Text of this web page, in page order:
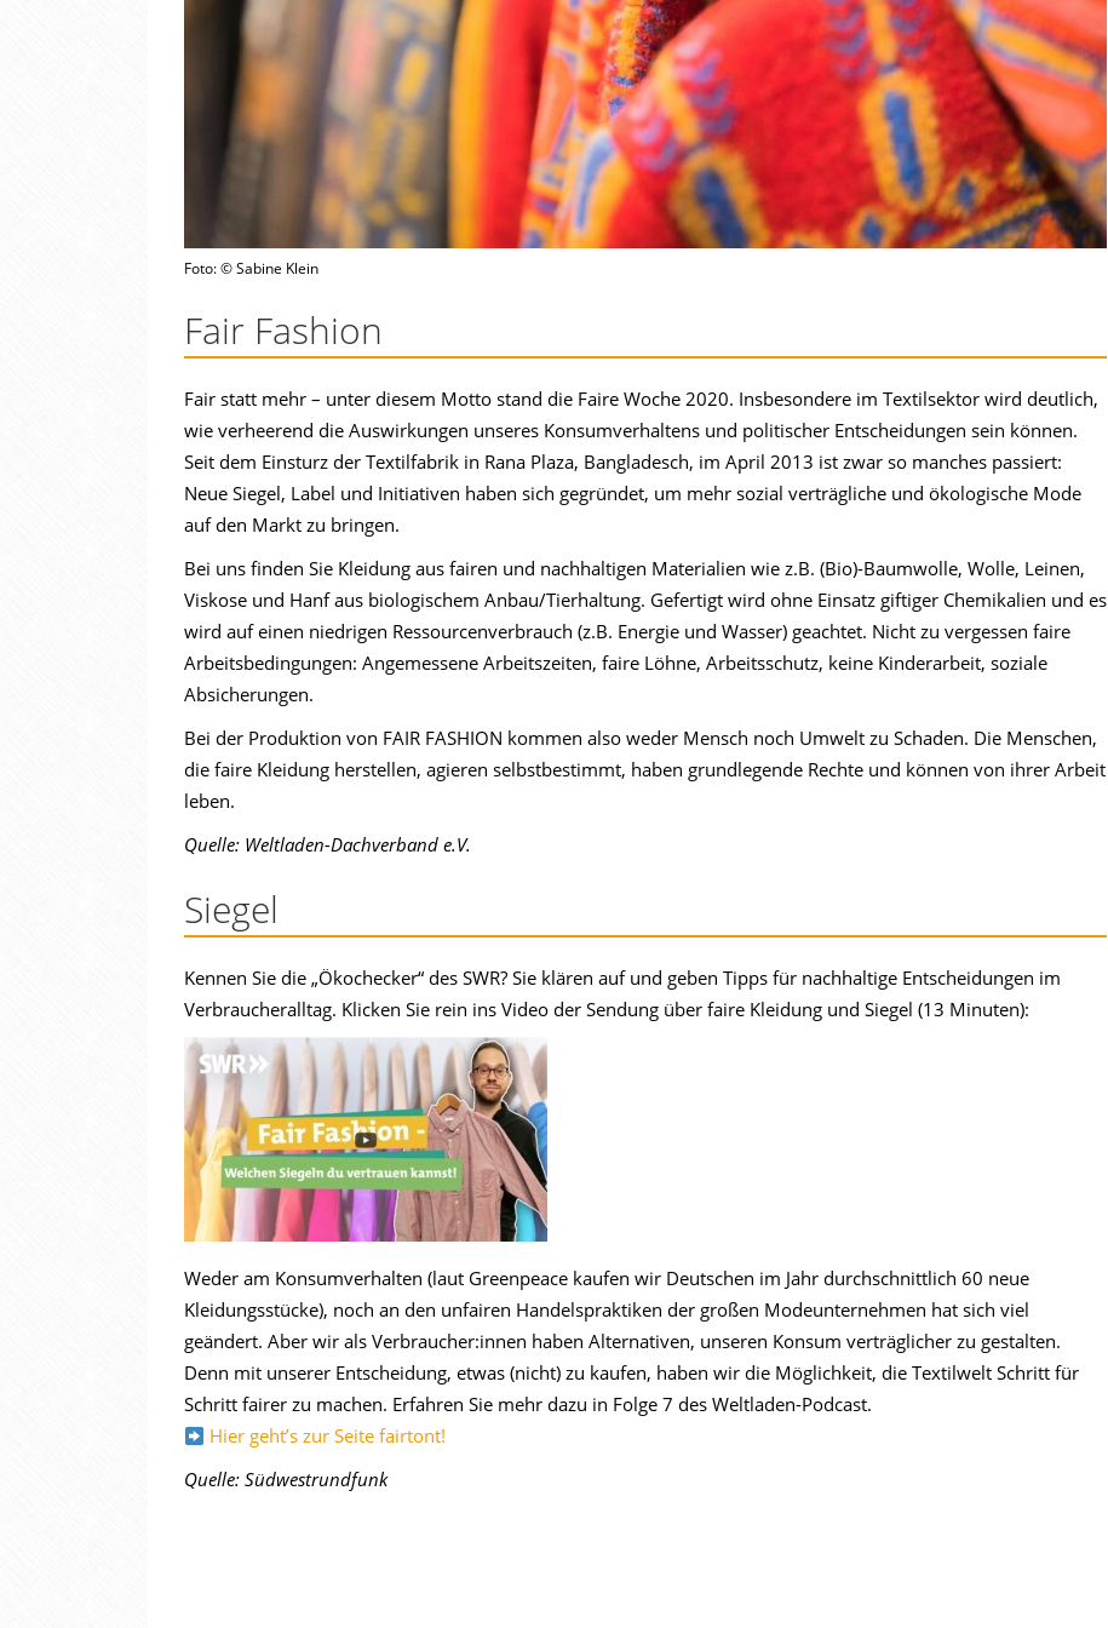
Foto: © Sabine Klein
Fair Fashion
Fair statt mehr – unter diesem Motto stand die Faire Woche 2020. Insbesondere im Textilsektor wird deutlich,
wie verheerend die Auswirkungen unseres Konsumverhaltens und politischer Entscheidungen sein können.
Seit dem Einsturz der Textilfabrik in Rana Plaza, Bangladesch, im April 2013 ist zwar so manches passiert:
Neue Siegel, Label und Initiativen haben sich gegründet, um mehr sozial verträgliche und ökologische Mode
auf den Markt zu bringen.
Bei uns finden Sie Kleidung aus fairen und nachhaltigen Materialien wie z.B. (Bio)-Baumwolle, Wolle, Leinen,
Viskose und Hanf aus biologischem Anbau/Tierhaltung. Gefertigt wird ohne Einsatz giftiger Chemikalien und es
wird auf einen niedrigen Ressourcenverbrauch (z.B. Energie und Wasser) geachtet. Nicht zu vergessen faire
Arbeitsbedingungen: Angemessene Arbeitszeiten, faire Löhne, Arbeitsschutz, keine Kinderarbeit, soziale
Absicherungen.
Bei der Produktion von FAIR FASHION kommen also weder Mensch noch Umwelt zu Schaden. Die Menschen,
die faire Kleidung herstellen, agieren selbstbestimmt, haben grundlegende Rechte und können von ihrer Arbeit
leben.
Quelle: Weltladen-Dachverband e.V.
Siegel
Kennen Sie die „Ökochecker“ des SWR? Sie klären auf und geben Tipps für nachhaltige Entscheidungen im
Verbraucheralltag. Klicken Sie rein ins Video der Sendung über faire Kleidung und Siegel (13 Minuten):
Weder am Konsumverhalten (laut Greenpeace kaufen wir Deutschen im Jahr durchschnittlich 60 neue
Kleidungsstücke), noch an den unfairen Handelspraktiken der großen Modeunternehmen hat sich viel
geändert. Aber wir als Verbraucher:innen haben Alternativen, unseren Konsum verträglicher zu gestalten.
Denn mit unserer Entscheidung, etwas (nicht) zu kaufen, haben wir die Möglichkeit, die Textilwelt Schritt für
Schritt fairer zu machen. Erfahren Sie mehr dazu in Folge 7 des Weltladen-Podcast.
Hier geht’s zur Seite fairtont!
Quelle: Südwestrundfunk